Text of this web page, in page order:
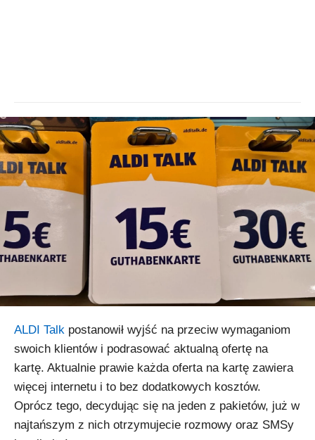
ALDI Talk postanowił wyjść na przeciw wymaganiom
swoich klientów i podrasować aktualną ofertę na
kartę. Aktualnie prawie każda oferta na kartę zawiera
więcej internetu i to bez dodatkowych kosztów.
Oprócz tego, decydując się na jeden z pakietów, już w
najtańszym z nich otrzymujecie rozmowy oraz SMSy